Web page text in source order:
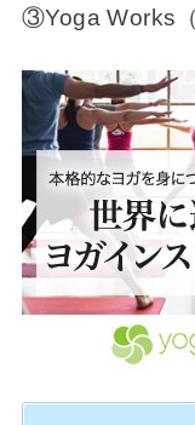
③Yoga Works（